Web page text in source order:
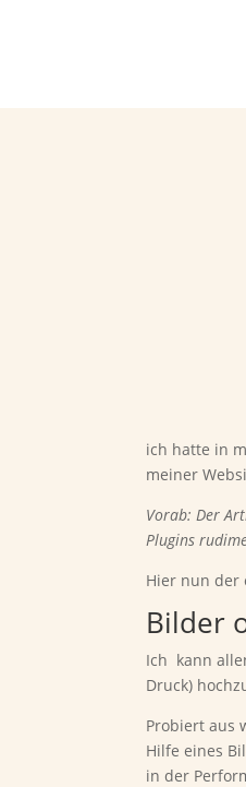
ich hatte in
meiner
Vorab: Der
Plugins
Hier nun der
Bilder
Ich kann
Druck)
Probiert aus
Hilfe eines
in der